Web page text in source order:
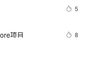
5
项目 8
布局原理